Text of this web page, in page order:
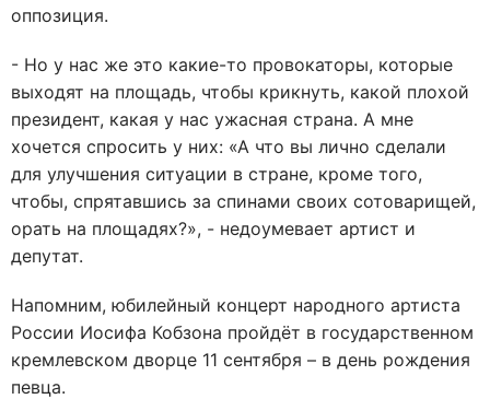
оппозиция.
- Но у нас же это какие-то провокаторы, которые
выходят на площадь, чтобы крикнуть, какой плохой
президент, какая у нас ужасная страна. А мне
хочется спросить у них: «А что вы лично сделали
для улучшения ситуации в стране, кроме того,
чтобы, спрятавшись за спинами своих сотоварищей,
орать на площадях?», - недоумевает артист и
депутат.
Напомним, юбилейный концерт народного артиста
России Иосифа Кобзона пройдёт в государственном
кремлевском дворце 11 сентября – в день рождения
певца.